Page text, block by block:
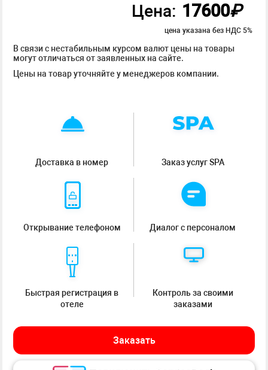
Цена: 17600₽
цена указана без НДС 5%
В связи с нестабильным курсом валют цены на товары
могут отличаться от заявленных на сайте.
Цены на товар уточняйте у менеджеров компании.
Доставка в номер Заказ услуг SPA
Открывание телефоном Диалог с персоналом
Быстрая регистрация в
отеле
Контроль за своими
заказами
Заказать